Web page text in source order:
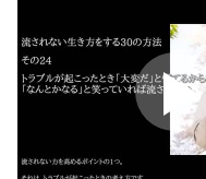
いらい
プラ
ポジテ
ポジテ
ストレ
人生